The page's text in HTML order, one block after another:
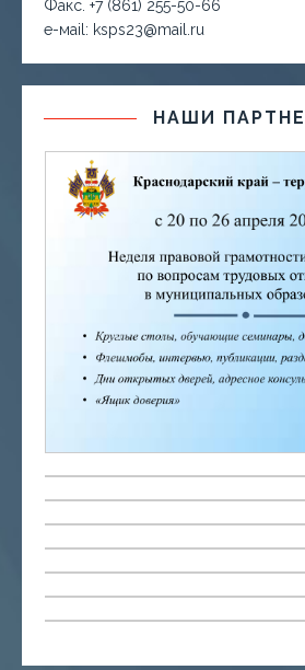
Факс. +7 (861) 255-50-66
е-маil: ksps23@mail.ru
НАШИ